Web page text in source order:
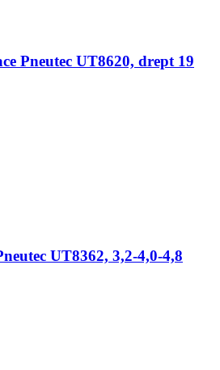
Pneutec UT8620, drept 19
UT8362, 3,2-4,0-4,8